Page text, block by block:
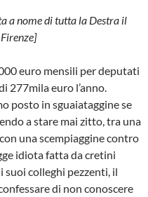
a nome di tutta la Destra il
euro mensili per deputati
277mila euro l’anno.
posto in sguaiataggine se
a stare mai zitto, tra una
una scempiaggine contro
idiota fatta da cretini
suoi colleghi pezzenti, il
di non conoscere